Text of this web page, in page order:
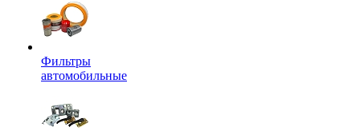
Фильтры
автомобильные